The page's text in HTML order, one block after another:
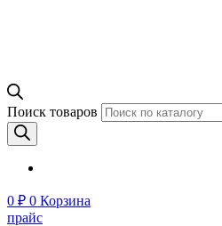
Поиск товаров
0 ₽ 0 Корзина
прайс